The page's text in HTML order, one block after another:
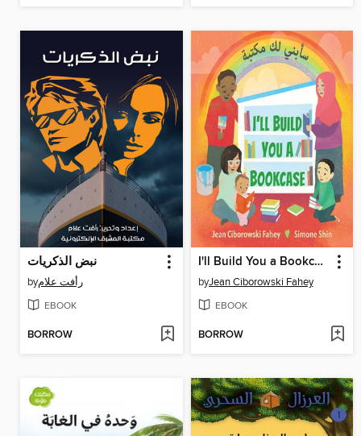
نبض الذكريات
byرأفت علام
EBOOK
BORROW
I'll Build You a Bookcase
byJean Ciborowski Fahey
EBOOK
BORROW